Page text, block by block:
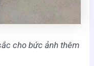
cho bức ảnh thêm